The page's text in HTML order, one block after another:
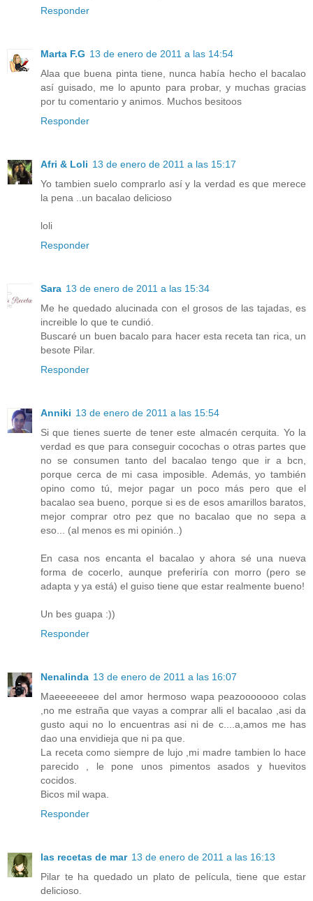
Responder
Marta F.G 13 de enero de 2011 a las 14:54
Alaa que buena pinta tiene, nunca había hecho el bacalao
así guisado, me lo apunto para probar, y muchas gracias
por tu comentario y animos. Muchos besitoos
Responder
Afri & Loli 13 de enero de 2011 a las 15:17
Yo tambien suelo comprarlo así y la verdad es que merece
la pena ..un bacalao delicioso
loli
Responder
Sara 13 de enero de 2011 a las 15:34
Me he quedado alucinada con el grosos de las tajadas, es
increible lo que te cundió.
Buscaré un buen bacalo para hacer esta receta tan rica, un
besote Pilar.
Responder
Anniki 13 de enero de 2011 a las 15:54
Si que tienes suerte de tener este almacén cerquita. Yo la
verdad es que para conseguir cocochas o otras partes que
no se consumen tanto del bacalao tengo que ir a bcn,
porque cerca de mi casa imposible. Además, yo también
opino como tú, mejor pagar un poco más pero que el
bacalao sea bueno, porque si es de esos amarillos baratos,
mejor comprar otro pez que no bacalao que no sepa a
eso... (al menos es mi opinión..)
En casa nos encanta el bacalao y ahora sé una nueva
forma de cocerlo, aunque preferiría con morro (pero se
adapta y ya está) el guiso tiene que estar realmente bueno!
Un bes guapa :))
Responder
Nenalinda 13 de enero de 2011 a las 16:07
Maeeeeeeee del amor hermoso wapa peazooooooo colas
,no me estraña que vayas a comprar alli el bacalao ,asi da
gusto aqui no lo encuentras asi ni de c....a,amos me has
dao una envidieja que ni pa que.
La receta como siempre de lujo ,mi madre tambien lo hace
parecido , le pone unos pimentos asados y huevitos
cocidos.
Bicos mil wapa.
Responder
las recetas de mar 13 de enero de 2011 a las 16:13
Pilar te ha quedado un plato de película, tiene que estar
delicioso.